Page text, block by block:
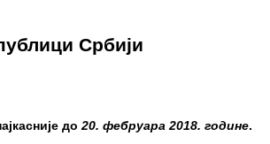
Србији
до20. фебруара 2018. године.